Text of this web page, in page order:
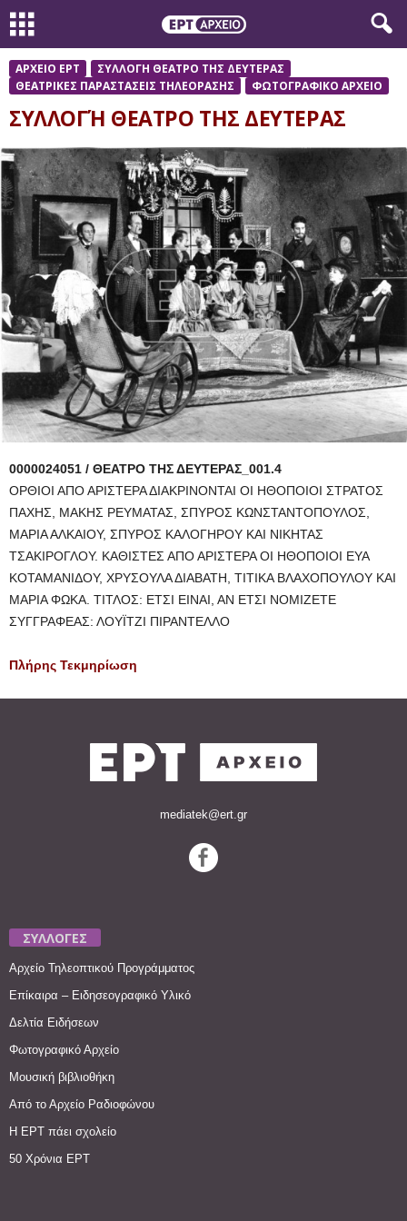
ΑΡΧΕΙΟ ΕΡΤ
ΣΥΛΛΟΓΗ ΘΕΑΤΡΟ ΤΗΣ ΔΕΥΤΕΡΑΣ
ΘΕΑΤΡΙΚΕΣ ΠΑΡΑΣΤΑΣΕΙΣ ΤΗΛΕΟΡΑΣΗΣ
ΦΩΤΟΓΡΑΦΙΚΟ ΑΡΧΕΙΟ
ΣΥΛΛΟΓΉ ΘΕΑΤΡΟ ΤΗΣ ΔΕΥΤΕΡΑΣ
0000024051 / ΘΕΑΤΡΟ ΤΗΣ ΔΕΥΤΕΡΑΣ_001.4
ΟΡΘΙΟΙ ΑΠΟ ΑΡΙΣΤΕΡΑ ΔΙΑΚΡΙΝΟΝΤΑΙ ΟΙ ΗΘΟΠΟΙΟΙ ΣΤΡΑΤΟΣ
ΠΑΧΗΣ, ΜΑΚΗΣ ΡΕΥΜΑΤΑΣ, ΣΠΥΡΟΣ ΚΩΝΣΤΑΝΤΟΠΟΥΛΟΣ,
ΜΑΡΙΑ ΑΛΚΑΙΟΥ, ΣΠΥΡΟΣ ΚΑΛΟΓΗΡΟΥ ΚΑΙ ΝΙΚΗΤΑΣ
ΤΣΑΚΙΡΟΓΛΟΥ. ΚΑΘΙΣΤΕΣ ΑΠΟ ΑΡΙΣΤΕΡΑ ΟΙ ΗΘΟΠΟΙΟΙ ΕΥΑ
ΚΟΤΑΜΑΝΙΔΟΥ, ΧΡΥΣΟΥΛΑ ΔΙΑΒΑΤΗ, ΤΙΤΙΚΑ ΒΛΑΧΟΠΟΥΛΟΥ ΚΑΙ
ΜΑΡΙΑ ΦΩΚΑ. ΤΙΤΛΟΣ: ΕΤΣΙ ΕΙΝΑΙ, ΑΝ ΕΤΣΙ ΝΟΜΙΖΕΤΕ
ΣΥΓΓΡΑΦΕΑΣ: ΛΟΥΪΤΖΙ ΠΙΡΑΝΤΕΛΛΟ
Πλήρης Τεκμηρίωση
mediatek@ert.gr
ΣΥΛΛΟΓΕΣ
Αρχείο Τηλεοπτικού Προγράμματος
Επίκαιρα – Ειδησεογραφικό Υλικό
Δελτία Ειδήσεων
Φωτογραφικό Αρχείο
Μουσική βιβλιοθήκη
Από το Αρχείο Ραδιοφώνου
Η ΕΡΤ πάει σχολείο
50 Χρόνια ΕΡΤ